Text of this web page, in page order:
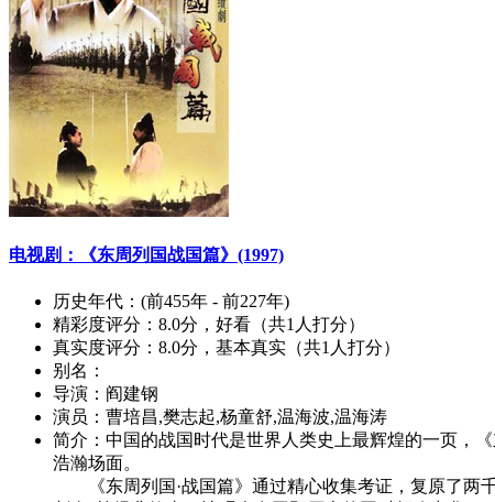
电视剧：《东周列国战国篇》(1997)
历史年代： (前455年 - 前227年)
精彩度评分： 8.0分，好看（共1人打分）
真实度评分： 8.0分，基本真实（共1人打分）
别名：
导演： 阎建钢
演员： 曹培昌,樊志起,杨童舒,温海波,温海涛
简介： 中国的战国时代是世界人类史上最辉煌的一页，
浩瀚场面。
《东周列国·战国篇》通过精心收集考证，复原了两千